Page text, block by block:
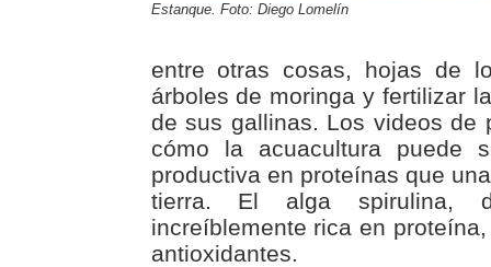
Estanque. Foto: Diego Lomelín
entre otras cosas, hojas de
árboles de moringa y fertilizar
de sus gallinas. Los videos de
cómo la acuacultura puede
productiva en proteínas que
tierra. El alga spirulina,
increíblemente rica en
antioxidantes.